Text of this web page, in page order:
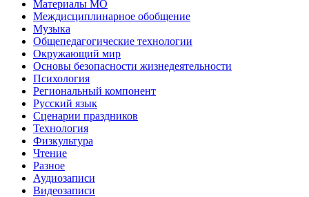
Материалы МО
Междисциплинарное обобщение
Музыка
Общепедагогические технологии
Окружающий мир
Основы безопасности жизнедеятельности
Психология
Региональный компонент
Русский язык
Сценарии праздников
Технология
Физкультура
Чтение
Разное
Аудиозаписи
Видеозаписи